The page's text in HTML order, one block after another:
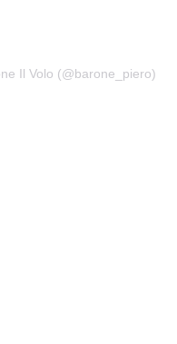
Il Volo (@barone_piero)